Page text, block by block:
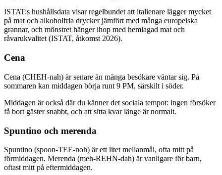
ISTAT:s hushållsdata visar regelbundet att italienare lägger mycket
på mat och alkoholfria drycker jämfört med många europeiska
grannar, och mönstret hänger ihop med hemlagad mat och
råvarukvalitet (ISTAT, åtkomst 2026).
Cena
Cena (CHEH-nah) är senare än många besökare väntar sig. På
sommaren kan middagen börja runt 9 PM, särskilt i söder.
Middagen är också där du känner det sociala tempot: ingen försöker
få bort gäster snabbt, och att sitta kvar länge är normalt.
Spuntino och merenda
Spuntino (spoon-TEE-noh) är ett litet mellanmål, ofta mitt på
förmiddagen. Merenda (meh-REHN-dah) är vanligare för barn,
oftast mitt på eftermiddagen.